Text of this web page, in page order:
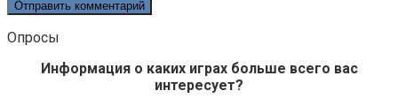
Опросы
Информация о каких играх больше всего вас
интересует?